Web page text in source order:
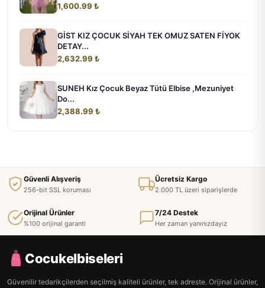
1,600.99 ₺
GİST KIZ ÇOCUK SİYAH TEK OMUZ SATEN FİYOK
DETAY...
2,632.99 ₺
SUNEH Kız Çocuk Beyaz Tütü Elbise ,Mezuniyet
Do...
2,388.99 ₺
Güvenli Alışveriş
256-bit SSL koruması
Ücretsiz Kargo
2.000 TL üzeri siparişlerde
Orijinal Ürünler
%100 orijinal garanti
7/24 Destek
Her zaman yanınızdayız
Cocukelbiseleri
Güvenilir tedarikçilerden seçilmiş kaliteli ürünler, tek adreste. Orijinal ürünler,